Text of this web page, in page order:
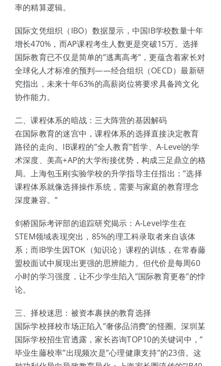
率的精算逻辑。
国际文凭组织（IBO）数据显示，中国IB学校数量十年
增长470%，而AP课程考生人数更是突破15万。选择
国际教育已不仅是简单的”逃离高考”，更蕴含着家长对
全球化人才标准的预判——经合组织（OECD）最新研
究指出，未来十年63%的高薪岗位将要求具备跨文化
协作能力。
二、课程体系的暗战：三大阵营的基因解码
在国际教育的迷宫中，课程体系的选择直接决定教育
路径的走向。IB课程的”全人教育”哲学、A-Level的学
术深度、美高+AP的大学衔接优势，构成三足鼎立的格
局。上海包玉刚实验学校的升学指导主任指出：”选择
课程体系就像选择操作系统，需要与家庭的教育理念
深度兼容。”
剑桥国际考评部的追踪研究揭示：A-Level学生在
STEM领域表现突出，85%的理工科录取者来自该体
系；而IB学生因TOK（知识论）课程的训练，在常春藤
盟校面试中展现出更强的思辨能力。但代价是每周60
小时的学习强度，让不少学生陷入”国际教育更卷”的悖
论。
三、择校迷思：被资本裹挟的教育选择
国际学校择校市场正陷入”奢侈品消费”的怪圈。深圳某
国际学校招生官透露，家长咨询TOP10的关键词中，”
毕业生藤校率”出现频次是”心理健康支持”的23倍。这